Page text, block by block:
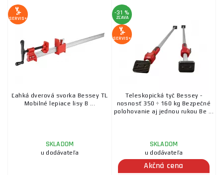
SERVIS+
Ľahká dverová svorka Bessey TL
Mobilné lepiace lisy B ...
SKLADOM
u dodávateľa
-31 %
ZĽAVA
SERVIS+
Teleskopická tyč Bessey -
nosnosť 350 ÷ 160 kg Bezpečné
polohovanie aj jednou rukou Be ...
SKLADOM
u dodávateľa
Akčná cena